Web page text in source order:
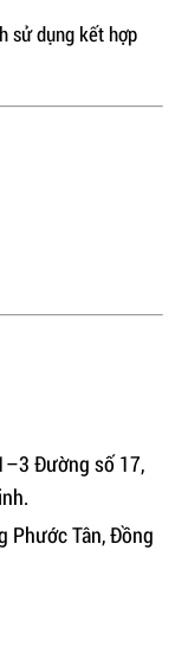
sử dụng kết hợp
Đường số 17,
Phước Tân, Đồng